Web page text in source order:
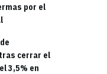
por el
cerrar el
3,5% en